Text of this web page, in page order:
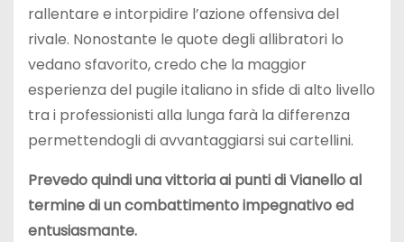
rallentare e intorpidire l’azione offensiva del
rivale. Nonostante le quote degli allibratori lo
vedano sfavorito, credo che la maggior
esperienza del pugile italiano in sfide di alto livello
tra i professionisti alla lunga farà la differenza
permettendogli di avvantaggiarsi sui cartellini.
Prevedo quindi una vittoria ai punti di Vianello al
termine di un combattimento impegnativo ed
entusiasmante.